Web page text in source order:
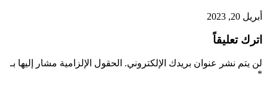
أبريل 20, 2023
اترك تعليقاً
لن يتم نشر عنوان بريدك الإلكتروني. الحقول الإلزامية مشار إليها بـ
*